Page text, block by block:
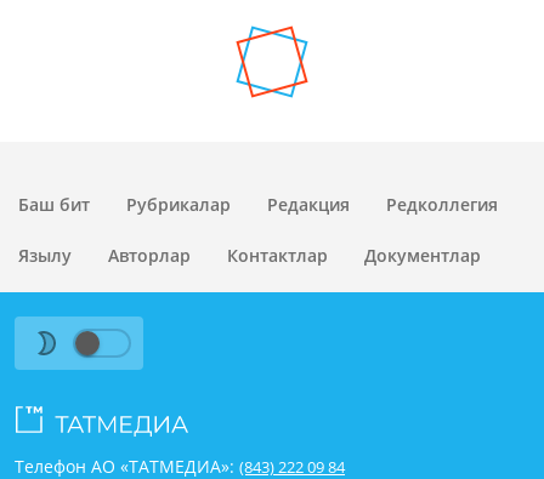
Баш бит Рубрикалар Редакция Редколлегия
Язылу Авторлар Контактлар Документлар
Телефон АО «ТАТМЕДИА»: (843) 222 09 84